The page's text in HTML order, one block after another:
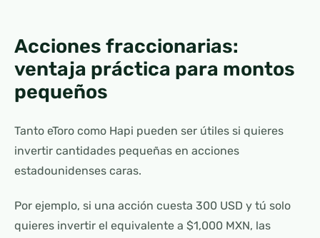
Acciones fraccionarias:
ventaja práctica para montos
pequeños
Tanto eToro como Hapi pueden ser útiles si quieres
invertir cantidades pequeñas en acciones
estadounidenses caras.
Por ejemplo, si una acción cuesta 300 USD y tú solo
quieres invertir el equivalente a $1,000 MXN, las